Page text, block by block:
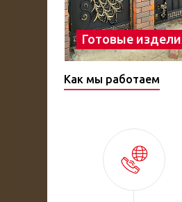
Готовые
Как мы работаем